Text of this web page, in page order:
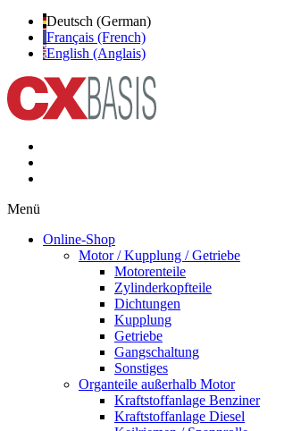
Deutsch (German)
Français (French)
English (Anglais)
Menü
Online-Shop
Motor / Kupplung / Getriebe
Motorenteile
Zylinderkopfteile
Dichtungen
Kupplung
Getriebe
Gangschaltung
Sonstiges
Organteile außerhalb Motor
Kraftstoffanlage Benziner
Kraftstoffanlage Diesel